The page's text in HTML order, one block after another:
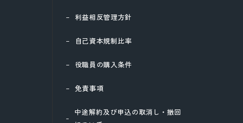
利益相反管理方針
自己資本規制比率
役職員の購入条件
免責事項
中途解約及び申込の取消し・撤回